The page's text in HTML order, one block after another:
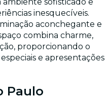
inesquecíveis.
aconchegante e
combina charme,
proporcionando o
e apresentações
Paulo